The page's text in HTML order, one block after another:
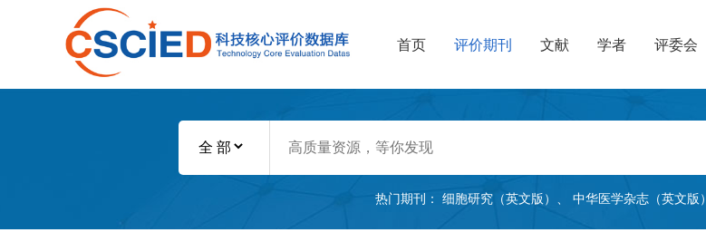
首页 评价期刊 文献 学者 评委会
热门期刊： 细胞研究（英文版） 中华医学杂志（英文版）